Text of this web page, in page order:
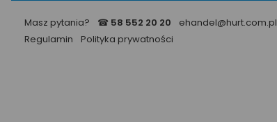
Masz pytania? ☎ 58 552 20 20
ehandel@hurt.com.pl
Regulamin
Polityka prywatności